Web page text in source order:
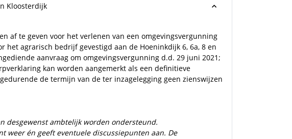
Kloosterdijk
af te geven voor het verlenen van een omgevingsvergunning
het agrarisch bedrijf gevestigd aan de Hoeninkdijk 6, 6a, 8 en
aanvraag om omgevingsvergunning d.d. 29 juni 2021;
kan worden aangemerkt als een definitieve
de termijn van de ter inzagelegging geen zienswijzen
desgewenst ambtelijk worden ondersteund.
weer én geeft eventuele discussiepunten aan. De